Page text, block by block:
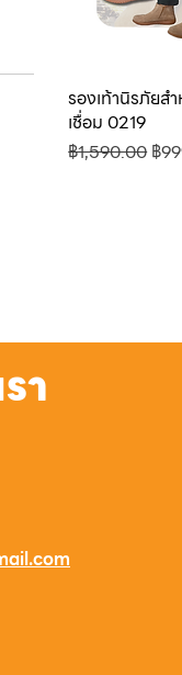
ดูข้อมูลด่
รองเท้านิรภัยส
เชื่อม 0219
ราคาปกติ
฿1,590.00ราค
฿
า